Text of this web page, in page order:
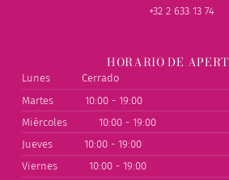
+32 2 633 13 74
HORARIO DE
Lunes
Cerrado
Martes
10:00 - 19:00
Miércoles
10:00 - 19:00
Jueves
10:00 - 19:00
Viernes
10:00 - 19:00